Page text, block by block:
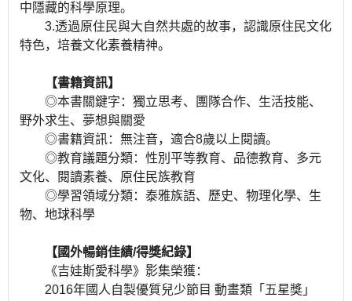
中隱藏的科學原理。
3.透過原住民與大自然共處的故事，認識原住民文化
特色，培養文化素養精神。
【書籍資訊】
◎本書關鍵字：獨立思考、團隊合作、生活技能、
野外求生、夢想與關愛
◎書籍資訊：無注音，適合8歲以上閱讀。
◎教育議題分類：性別平等教育、品德教育、多元
文化、閱讀素養、原住民族教育
◎學習領域分類：泰雅族語、歷史、物理化學、生
物、地球科學
【國外暢銷佳績/得獎紀錄】
《吉娃斯愛科學》影集榮獲：
2016年國人自製優質兒少節目 動畫類「五星獎」